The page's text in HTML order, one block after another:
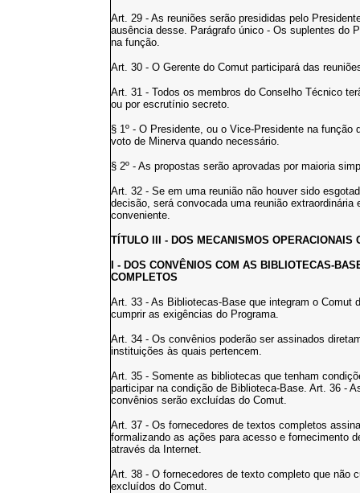
Art. 29 - As reuniões serão presididas pelo
ausência desse. Parágrafo único - Os suplentes do
na função.
Art. 30 - O Gerente do Comut participará das
Art. 31 - Todos os membros do Conselho Técnico
ou por escrutínio secreto.
§ 1º - O Presidente, ou o Vice-Presidente na
voto de Minerva quando necessário.
§ 2º - As propostas serão aprovadas por maioria
Art. 32 - Se em uma reunião não houver sido
decisão, será convocada uma reunião
conveniente.
TÍTULO III - DOS MECANISMOS OPERACIONAIS
I - DOS CONVÊNIOS COM AS BIBLIOTECAS-
COMPLETOS
Art. 33 - As Bibliotecas-Base que integram o Comut
cumprir as exigências do Programa.
Art. 34 - Os convênios poderão ser assinados
instituições às quais pertencem.
Art. 35 - Somente as bibliotecas que tenham
participar na condição de Biblioteca-Base. Art. 36 -
convênios serão excluídas do Comut.
Art. 37 - Os fornecedores de textos completos
formalizando as ações para acesso e fornecimento
através da Internet.
Art. 38 - O fornecedores de texto completo que não
excluídos do Comut.